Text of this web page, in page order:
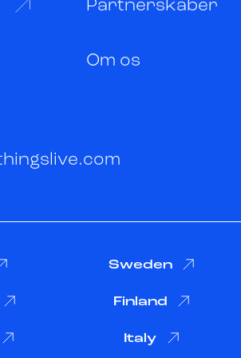
Partnerskaber
Om os
Sweden
Finland
Italy